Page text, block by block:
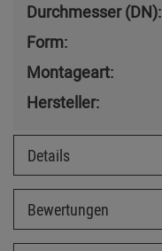
Durchmesser (DN):
Form:
Montageart:
Hersteller:
Details
Bewertungen